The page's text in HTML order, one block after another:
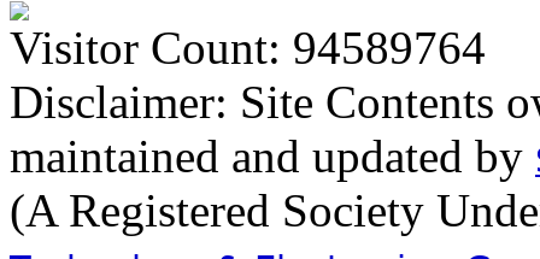
Visitor Count: 94589764
Disclaimer: Site Contents
maintained and updated by
(A Registered Society